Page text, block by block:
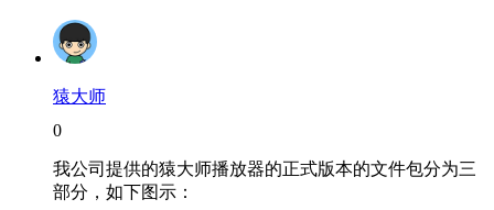
猿大师
0
我公司提供的猿大师播放器的正式版本的文件包分为三
部分，如下图示：